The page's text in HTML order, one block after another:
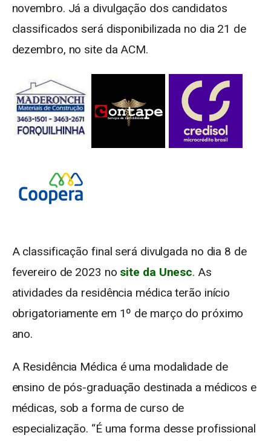
novembro. Já a divulgação dos candidatos
classificados será disponibilizada no dia 21 de
dezembro, no site da ACM.
A classificação final será divulgada no dia 8 de
fevereiro de 2023 no site da Unesc. As
atividades da residência médica terão início
obrigatoriamente em 1º de março do próximo
ano.
A Residência Médica é uma modalidade de
ensino de pós-graduação destinada a médicos e
médicas, sob a forma de curso de
especialização. “É uma forma desse profissional